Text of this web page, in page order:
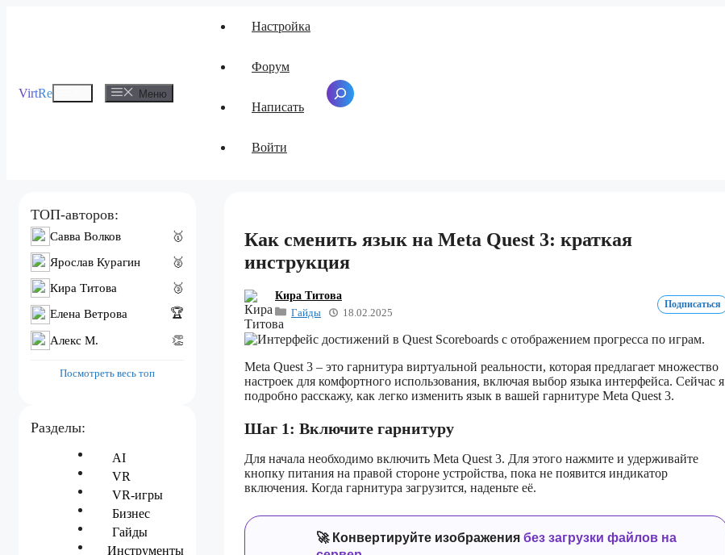
VirtRe Меню Меню
Настройка
Форум
Написать
Войти
Поиск
Как сменить язык на Meta Quest 3: краткая
инструкция
Кира Титова
Гайды
18.02.2025
Подписаться
Meta Quest 3 – это гарнитура виртуальной реальности, которая предлагает множество
настроек для комфортного использования, включая выбор языка интерфейса. Сейчас я
подробно расскажу, как легко изменить язык в вашей гарнитуре Meta Quest 3.
Шаг 1: Включите гарнитуру
Для начала необходимо включить Meta Quest 3. Для этого нажмите и удерживайте
кнопку питания на правой стороне устройства, пока не появится индикатор
включения. Когда гарнитура загрузится, наденьте её.
🚀 Конвертируйте изображения без загрузки файлов на
ТОП-авторов:
Савва Волков
🥇
Ярослав Курагин
🥈
Кира Титова
🥉
Елена Ветрова 🏆
Алекс M. 👏
Посмотреть весь топ
Разделы:
AI
VR
VR-игры
Бизнес
Гайды
Инструменты